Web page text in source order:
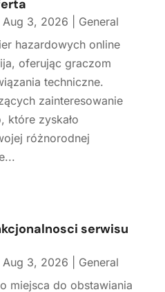
Aug 3, 2026
General
hazardowych online
oferując graczom
techniczne.
zainteresowanie
które zyskało
różnorodnej
serwisu
Aug 3, 2026
General
miejsca do obstawiania